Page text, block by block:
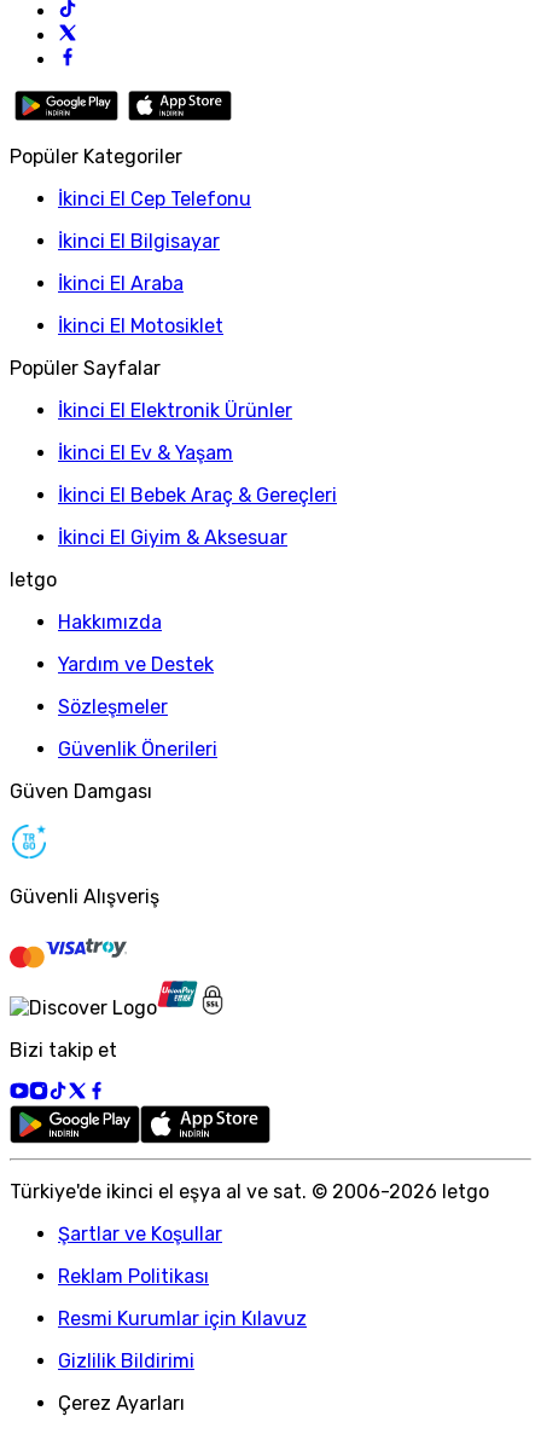
Popüler Kategoriler
İkinci El Cep Telefonu
İkinci El Bilgisayar
İkinci El Araba
İkinci El Motosiklet
Popüler Sayfalar
İkinci El Elektronik Ürünler
İkinci El Ev & Yaşam
İkinci El Bebek Araç & Gereçleri
İkinci El Giyim & Aksesuar
letgo
Hakkımızda
Yardım ve Destek
Sözleşmeler
Güvenlik Önerileri
Güven Damgası
Güvenli Alışveriş
Bizi takip et
Türkiye'de ikinci el eşya al ve sat. © 2006-2026 letgo
Şartlar ve Koşullar
Reklam Politikası
Resmi Kurumlar için Kılavuz
Gizlilik Bildirimi
Çerez Ayarları